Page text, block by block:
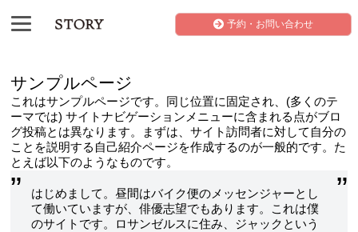
予約・お問い合わせ
サンプルページ
これはサンプルページです。同じ位置に固定され、(多くのテ
ーマでは) サイトナビゲーションメニューに含まれる点がブロ
グ投稿とは異なります。まずは、サイト訪問者に対して自分の
ことを説明する自己紹介ページを作成するのが一般的です。た
とえば以下のようなものです。
はじめまして。昼間はバイク便のメッセンジャーとし
て働いていますが、俳優志望でもあります。これは僕
のサイトです。ロサンゼルスに住み、ジャックという